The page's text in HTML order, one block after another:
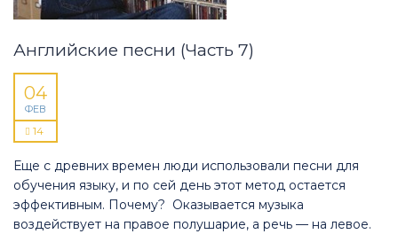
Английские песни (Часть 7)
04
ФЕВ
14
Еще с древних времен люди использовали песни для
обучения языку, и по сей день этот метод остается
эффективным. Почему? Оказывается музыка
воздействует на правое полушарие, а речь — на левое.